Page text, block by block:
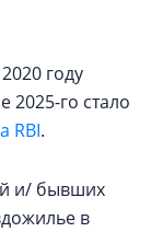
году
2025-го стало
RBI.
и/ бывших
в